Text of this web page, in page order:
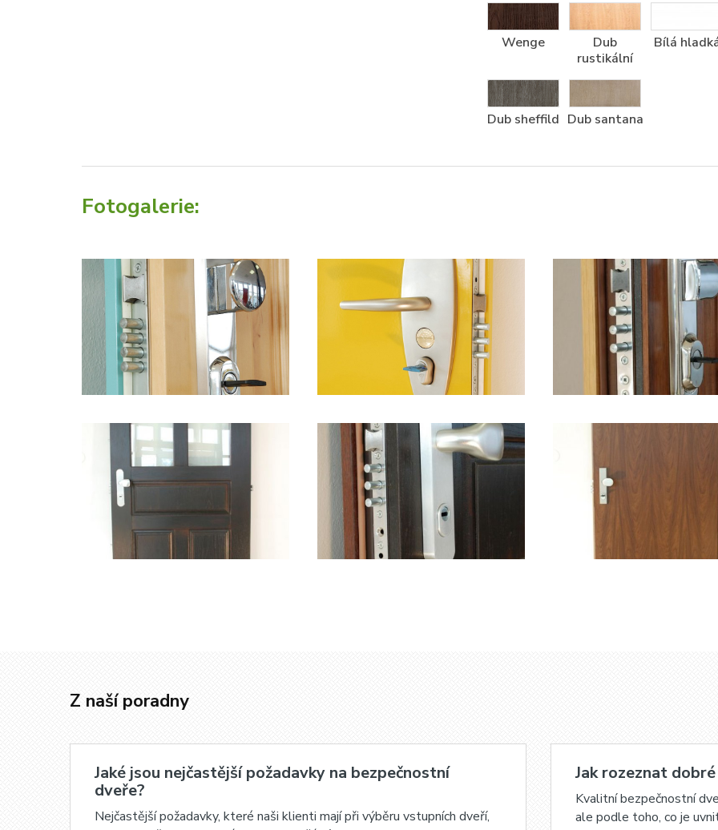
Wenge
Dub
rustikální
Bílá
Dub sheffild Dub santana
Fotogalerie:
Z naší poradny
Jaké jsou nejčastější požadavky na bezpečnostní
dveře?
Nejčastější požadavky, které naši klienti mají při výběru vstupních dveří,
Jak rozeznat
Kvalitní bezpečnostní
ale podle toho, co je